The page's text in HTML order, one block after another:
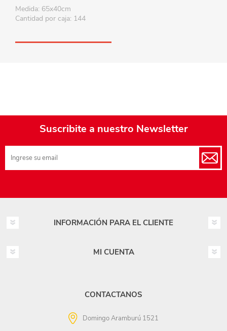
Medida: 65x40cm
Cantidad por caja: 144
Suscribite a nuestro Newsletter
INFORMACIÓN PARA EL CLIENTE
MI CUENTA
CONTACTANOS
Domingo Aramburú 1521